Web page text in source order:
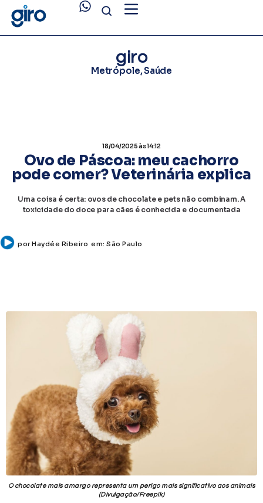
giro
Metrópole,Saúde
18/04/2025às 14:12
Ovo de Páscoa: meu cachorro
pode comer? Veterinária explica
Uma coisa é certa: ovos de chocolate e pets não combinam. A
toxicidade do doce para cães é conhecida e documentada
porHaydée Ribeiro em: São Paulo
O chocolate mais amargo representa um perigo mais significativo aos animais
(Divulgação/Freepik)